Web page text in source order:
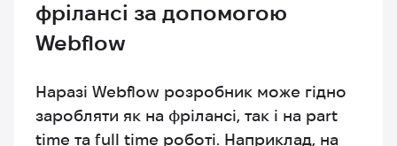
фрілансі за допомогою
Webflow
Наразі Webflow розробник може гідно
заробляти як на фрілансі, так і на part
time та full time роботі. Наприклад, на